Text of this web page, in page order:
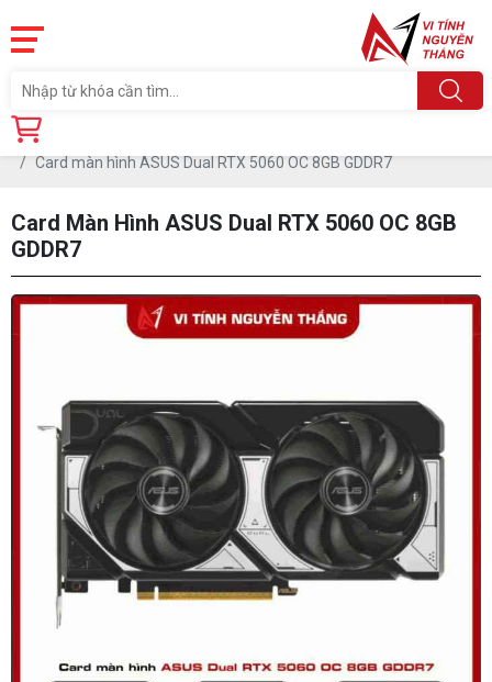
Trang chủ
Card màn hình ASUS Dual RTX 5060 OC 8GB GDDR7
Card Màn Hình ASUS Dual RTX 5060 OC 8GB
GDDR7